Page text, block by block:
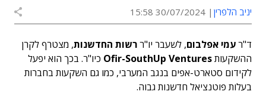
יניב הלפרין 30/07/2024 15:58
ד"רעמי אפלבום, לשעבר יו"ררשות החדשנות, מצטרף לקרן
ההשקעותOfir-SouthUp Ventures כיו"ר. בכך הוא יפעל
לקידום סטארט-אפים בנגב המערבי, כמו גם השקעות בחברות
בעלות פוטנציאל חדשנות גבוה.